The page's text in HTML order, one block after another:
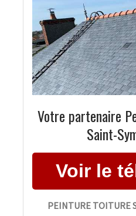
Votre partenaire
Saint-
PEINTURE TOITURE